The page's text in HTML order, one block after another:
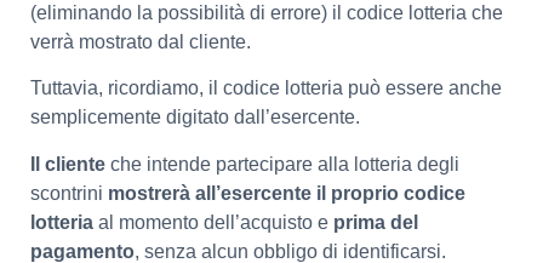
(eliminando la possibilità di errore) il codice lotteria che
verrà mostrato dal cliente.
Tuttavia, ricordiamo, il codice lotteria può essere anche
semplicemente digitato dall’esercente.
Il cliente che intende partecipare alla lotteria degli
scontrini mostrerà all’esercente il proprio codice
lotteria al momento dell’acquisto e prima del
pagamento, senza alcun obbligo di identificarsi.